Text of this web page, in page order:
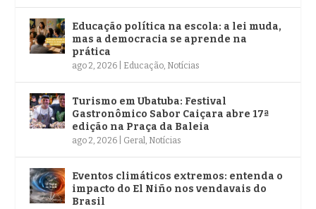
Educação política na escola: a lei muda,
mas a democracia se aprende na
prática
ago 2, 2026 Educação, Notícias
Turismo em Ubatuba: Festival
Gastronômico Sabor Caiçara abre 17ª
edição na Praça da Baleia
ago 2, 2026 Geral, Notícias
Eventos climáticos extremos: entenda o
impacto do El Niño nos vendavais do
Brasil